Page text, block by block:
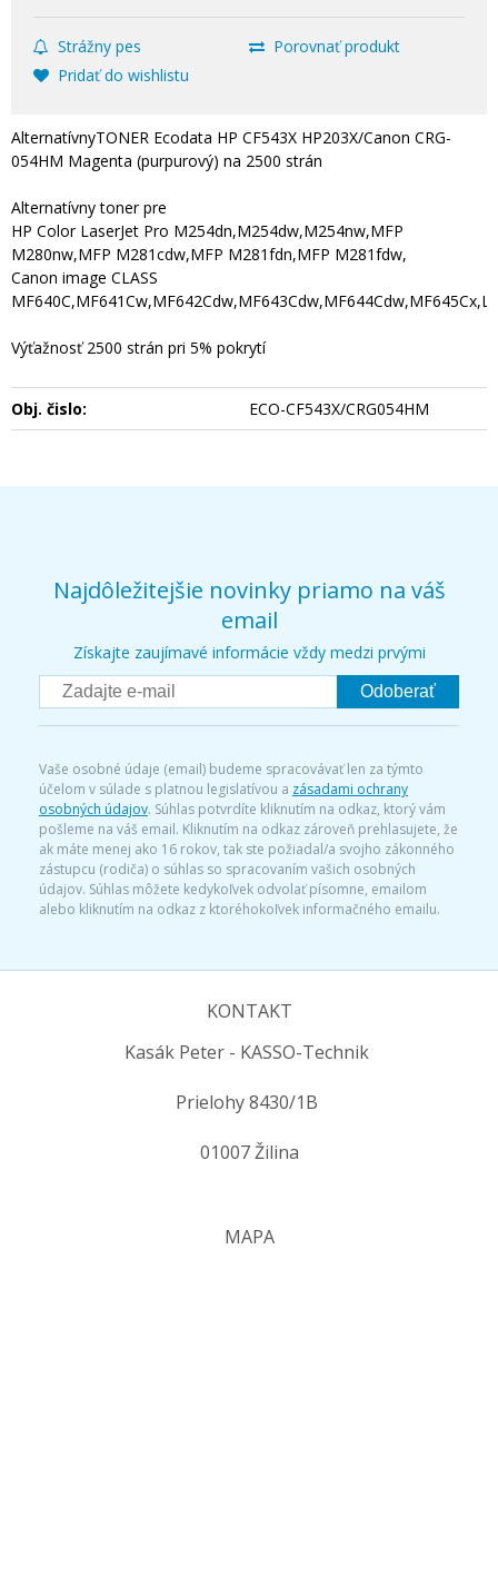
Strážny pes
Porovnať produkt
Pridať do wishlistu
AlternatívnyTONER Ecodata HP CF543X HP203X/Canon CRG-
054HM Magenta (purpurový) na 2500 strán
Alternatívny toner pre
HP Color LaserJet Pro M254dn,M254dw,M254nw,MFP
M280nw,MFP M281cdw,MFP M281fdn,MFP M281fdw,
Canon image CLASS
Výťažnosť 2500 strán pri 5% pokrytí
Obj. čislo: ECO-CF543X/CRG054HM
Najdôležitejšie novinky priamo na váš
email
Získajte zaujímavé informácie vždy medzi prvými
Odoberať
Vaše osobné údaje (email) budeme spracovávať len za týmto
účelom v súlade s platnou legislatívou a zásadami ochrany
osobných údajov. Súhlas potvrdíte kliknutím na odkaz, ktorý vám
pošleme na váš email. Kliknutím na odkaz zároveň prehlasujete, že
ak máte menej ako 16 rokov, tak ste požiadal/a svojho zákonného
zástupcu (rodiča) o súhlas so spracovaním vašich osobných
údajov. Súhlas môžete kedykoľvek odvolať písomne, emailom
alebo kliknutím na odkaz z ktoréhokoľvek informačného emailu.
KONTAKT
Kasák Peter - KASSO-Technik
Prielohy 8430/1B
01007 Žilina
MAPA